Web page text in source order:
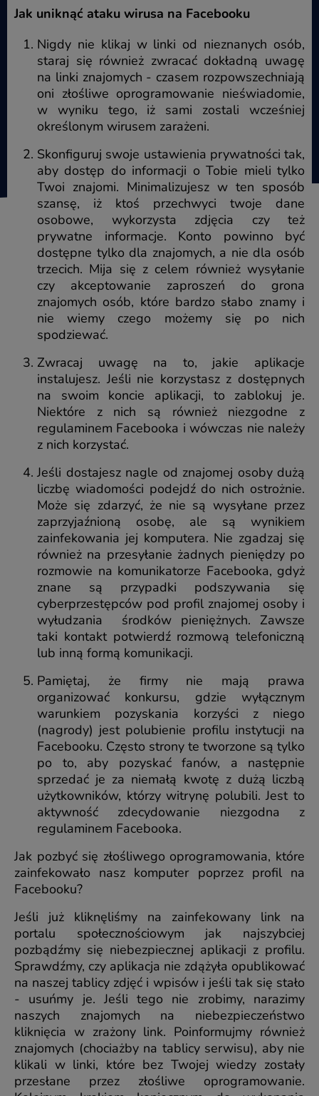
Jak uniknąć ataku wirusa na Facebooku
Nigdy nie klikaj w linki od nieznanych osób,
staraj się również zwracać dokładną uwagę
na linki znajomych - czasem rozpowszechniają
oni złośliwe oprogramowanie nieświadomie,
w wyniku tego, iż sami zostali wcześniej
określonym wirusem zarażeni.
Skonfiguruj swoje ustawienia prywatności tak,
aby dostęp do informacji o Tobie mieli tylko
Twoi znajomi. Minimalizujesz w ten sposób
szansę, iż ktoś przechwyci twoje dane
osobowe, wykorzysta zdjęcia czy też
prywatne informacje. Konto powinno być
dostępne tylko dla znajomych, a nie dla osób
trzecich. Mija się z celem również wysyłanie
czy akceptowanie zaproszeń do grona
znajomych osób, które bardzo słabo znamy i
nie wiemy czego możemy się po nich
spodziewać.
Zwracaj uwagę na to, jakie aplikacje
instalujesz. Jeśli nie korzystasz z dostępnych
na swoim koncie aplikacji, to zablokuj je.
Niektóre z nich są również niezgodne z
regulaminem Facebooka i wówczas nie należy
z nich korzystać.
Jeśli dostajesz nagle od znajomej osoby dużą
liczbę wiadomości podejdź do nich ostrożnie.
Może się zdarzyć, że nie są wysyłane przez
zaprzyjaźnioną osobę, ale są wynikiem
zainfekowania jej komputera. Nie zgadzaj się
również na przesyłanie żadnych pieniędzy po
rozmowie na komunikatorze Facebooka, gdyż
znane są przypadki podszywania się
cyberprzestępców pod profil znajomej osoby i
wyłudzania środków pieniężnych. Zawsze
taki kontakt potwierdź rozmową telefoniczną
lub inną formą komunikacji.
Pamiętaj, że firmy nie mają prawa
organizować konkursu, gdzie wyłącznym
warunkiem pozyskania korzyści z niego
(nagrody) jest polubienie profilu instytucji na
Facebooku. Często strony te tworzone są tylko
po to, aby pozyskać fanów, a następnie
sprzedać je za niemałą kwotę z dużą liczbą
użytkowników, którzy witrynę polubili. Jest to
aktywność zdecydowanie niezgodna z
regulaminem Facebooka.
Jak pozbyć się złośliwego oprogramowania, które
zainfekowało nasz komputer poprzez profil na
Facebooku?
Jeśli już kliknęliśmy na zainfekowany link na
portalu społecznościowym jak najszybciej
pozbądźmy się niebezpiecznej aplikacji z profilu.
Sprawdźmy, czy aplikacja nie zdążyła opublikować
na naszej tablicy zdjęć i wpisów i jeśli tak się stało
- usuńmy je. Jeśli tego nie zrobimy, narazimy
naszych znajomych na niebezpieczeństwo
kliknięcia w zrażony link. Poinformujmy również
znajomych (chociażby na tablicy serwisu), aby nie
klikali w linki, które bez Twojej wiedzy zostały
przesłane przez złośliwe oprogramowanie.